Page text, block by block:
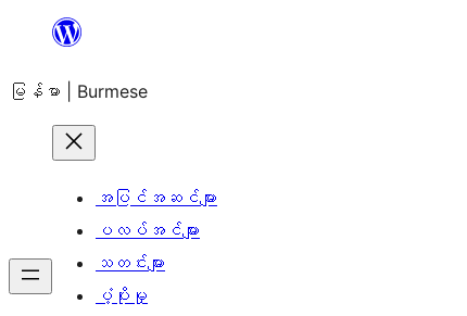
အကြောင်းအရာ
ကျော်သွား
မြန်မာ | Burmese
အပြင်အဆင်များ
ပလပ်အင်များ
သတင်းများ
ပံ့ပိုးမှု